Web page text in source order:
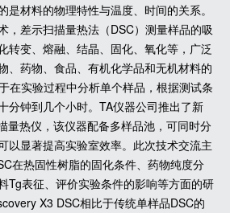
是材料的物理特性与温度、时间的关系。
，差示扫描量热法（DSC）测量样品的吸
转变、熔融、结晶、固化、氧化等，广泛
、药物、食品、有机化学品和无机材料的
在实验过程中分析单个样品，根据测试条
分钟到几个小时。TA仪器公司推出了新
量热仪，该仪器配备多样品池，可同时分
以显著提高实验室效率。此次技术交流主
在热固性树脂的固化条件、药物纯度分
Tg表征、评价实验条件的影响等方面的研
X3 DSC相比于传统单样品DSC的